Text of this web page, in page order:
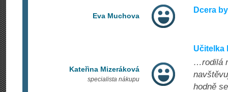
Eva Muchova
Dcera
Kateřina Mizeráková
specialista nákupu
Učitelka
…rodilá
hodně